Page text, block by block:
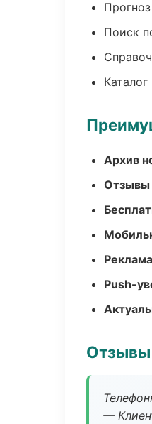
Поиск
Архив
Отзывы
Push-
Отзывы
—